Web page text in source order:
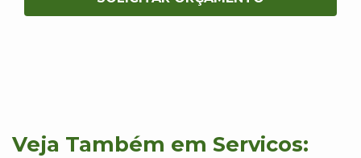
Veja Também em Servicos: